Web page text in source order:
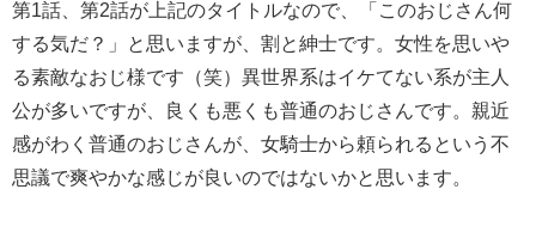
第1話、第2話が上記のタイトルなので、「このおじさん何
する気だ？」と思いますが、割と紳士です。女性を思いや
る素敵なおじ様です（笑）異世界系はイケてない系が主人
公が多いですが、良くも悪くも普通のおじさんです。親近
感がわく普通のおじさんが、女騎士から頼られるという不
思議で爽やかな感じが良いのではないかと思います。